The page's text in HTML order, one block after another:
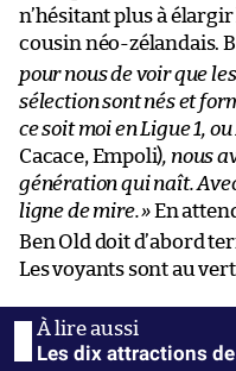
n’hésitant plus à
cousin néo-zélandais.
pour nous de voir que
sélection sont nés et
ce soit moi en Ligue 1,
Cacace, Empoli), nous
génération qui naît.
ligne de mire.»En
Ben Old doit d’abord
Les voyants sont au
Les dix attractions